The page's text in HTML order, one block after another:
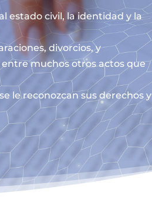
estado civil, la identidad y la
divorcios, y
muchos otros actos que
le reconozcan sus derechos y